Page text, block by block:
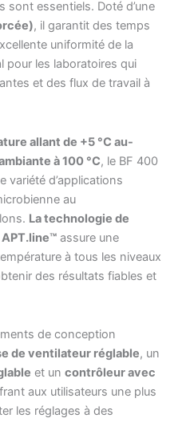
sont essentiels. Doté d’une
, il garantit des temps
uniformité de la
pour les laboratoires qui
et des flux de travail à
allant de +5 °C au-
à 100 °C, le BF 400
variété d’applications
au
La technologie de
assure une
à tous les niveaux
des résultats fiables et
de conception
de ventilateur réglable, un
et un contrôleur avec
aux utilisateurs une plus
les réglages à des